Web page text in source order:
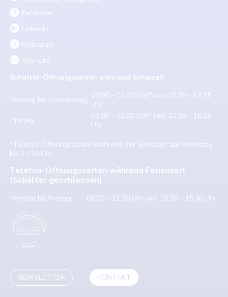
Facebook
LinkedIn
Instagram
YouTube
Schalter-Öffnungszeiten während Schulzeit
Montag bis Donnerstag: 08.00 – 12.00 Uhr* und 13.30 – 17.15
Uhr
Freitag:
08.00 – 12.00 Uhr* und 13.30 – 16.15
Uhr
*Telefon-Öffnungszeiten während der Schulzeit am Vormittag
bis 11.30 Uhr.
Telefon-Öffnungszeiten während Ferienzeit
(Schalter geschlossen)
Montag bis Freitag: 08.00 – 11.30 Uhr und 13.30 – 15.30 Uhr
NEWSLETTER KONTAKT